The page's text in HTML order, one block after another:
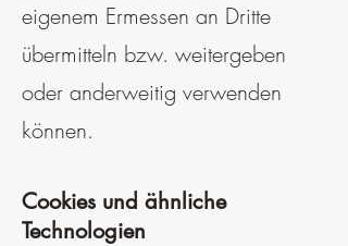
eigenem Ermessen an Dritte
übermitteln bzw. weitergeben
oder anderweitig verwenden
können.
Cookies und ähnliche
Technologien